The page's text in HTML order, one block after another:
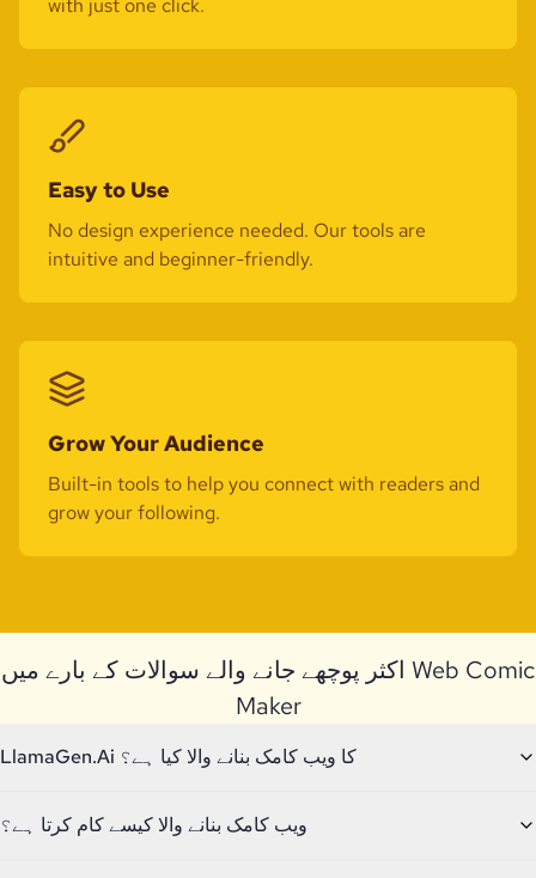
with just one click.
Easy to Use
No design experience needed. Our tools are
intuitive and beginner-friendly.
Grow Your Audience
Built-in tools to help you connect with readers and
grow your following.
اکثر پوچھے جانے والے سوالات کے بارے میں Web Comic
Maker
LlamaGen.Ai کا ویب کامک بنانے والا کیا ہے؟
ویب کامک بنانے والا کیسے کام کرتا ہے؟